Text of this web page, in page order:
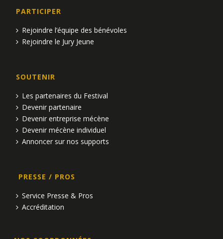
PARTICIPER
Rejoindre l’équipe des bénévoles
Rejoindre le Jury Jeune
SOUTENIR
Les partenaires du Festival
Devenir partenaire
Devenir entreprise mécène
Devenir mécène individuel
Annoncer sur nos supports
PRESSE / PROS
Service Presse & Pros
Accréditation